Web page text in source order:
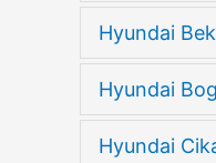
Hyundai
Hyundai
Hyundai